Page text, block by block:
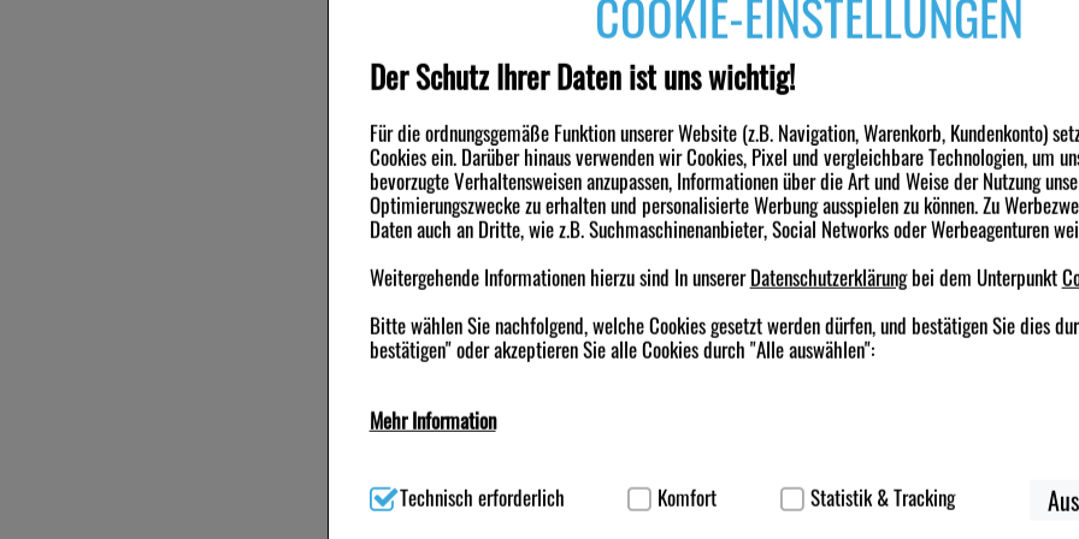
COOKIE-EINSTELLUNGEN
Der Schutz Ihrer Daten ist uns wichtig!
Für die ordnungsgemäße Funktion unserer Website (z.B. Navigation, Warenkorb, Kundenkonto)
Cookies ein. Darüber hinaus verwenden wir Cookies, Pixel und vergleichbare Technologien, um
bevorzugte Verhaltensweisen anzupassen, Informationen über die Art und Weise der Nutzung
Optimierungszwecke zu erhalten und personalisierte Werbung ausspielen zu können. Zu
Daten auch an Dritte, wie z.B. Suchmaschinenanbieter, Social Networks oder Werbeagenturen
Weitergehende Informationen hierzu sind In unsererDatenschutzerklärungbei dem Unterpunkt
Bitte wählen Sie nachfolgend, welche Cookies gesetzt werden dürfen, und bestätigen Sie dies
bestätigen" oder akzeptieren Sie alle Cookies durch "Alle auswählen":
Mehr Information
(z.B. Navigation, Warenkorb, Kundenkonto), weshalb auf diese nicht verzichtet werden kann.
Technisch erforderlich Komfort Statistik & Tracking
Zur Anwendung bei Erwachsenen und Kindern ab 12 Jahren. Anw.: Zur
anfallsweise auftretendem Fließschnupfen und allergischem Schnupfen. Zur
der Nasennebenhöhlen sowie bei Katarrh des Tubenmittelohrs in Verbindung mit
11/2023
Warengruppe
Xylometazolin
Andere Kunden haben ebenfalls folgende Produkte gekauft
-76,5%